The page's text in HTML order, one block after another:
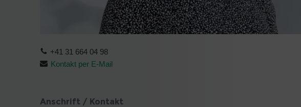
+41 31 664 04 98
Kontakt per E-Mail
Anschrift / Kontakt